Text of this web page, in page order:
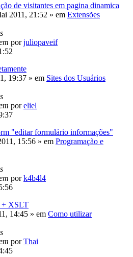
de visitantes em pagina dinamica
2011, 21:52 » em Extensões
porjuliopaveif
19:37 » em Sites dos Usuários
poreliel
"editar formulário informações"
15:56 » em Programação e
pork4b4l4
+ XSLT
14:45 » em Como utilizar
porThai